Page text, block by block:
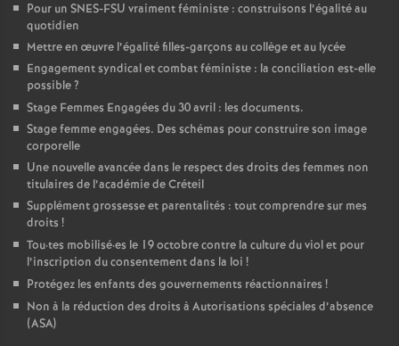
Pour un SNES-FSU vraiment féministe : construisons l’égalité au
quotidien
Mettre en œuvre l’égalité filles-garçons au collège et au lycée
Engagement syndical et combat féministe : la conciliation est-elle
possible?
Stage Femmes Engagées du 30 avril : les documents.
Stage femme engagées. Des schémas pour construire son image
corporelle
Une nouvelle avancée dans le respect des droits des femmes non
titulaires de l’académie de Créteil
Supplément grossesse et parentalités : tout comprendre sur mes
droits !
Tou·tes mobilisé·es le 19 octobre contre la culture du viol et pour
l’inscription du consentement dans la loi !
Protégez les enfants des gouvernements réactionnaires !
Non à la réduction des droits à Autorisations spéciales d’absence
(ASA)